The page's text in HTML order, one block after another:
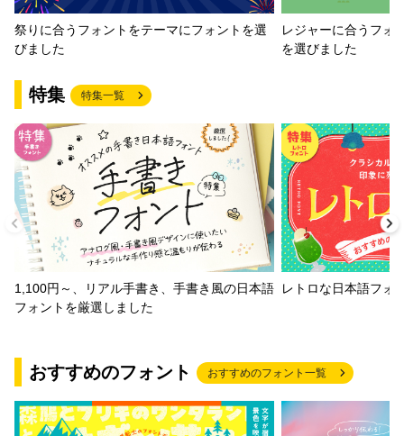
祭りに合うフォントをテーマにフォントを選
びました
レジャーに合うフォ
を選びました
特集 特集一覧
1,100円～、リアル手書き、手書き風の日本語
フォントを厳選しました
レトロな日本語フォ
おすすめのフォント おすすめのフォント一覧